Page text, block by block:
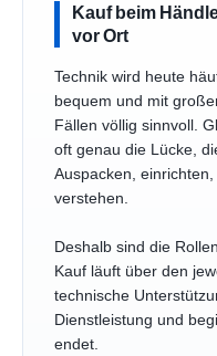
Kauf beim
vor Ort
Technik wird heute
bequem und mit
Fällen völlig sinnvoll.
oft genau die Lücke,
Auspacken,
verstehen.
Deshalb sind die
Kauf läuft über den
technische
Dienstleistung und
endet.